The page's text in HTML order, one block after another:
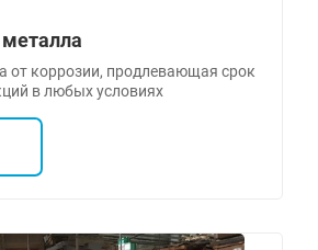
от коррозии, продлевающая срок
в любых условиях